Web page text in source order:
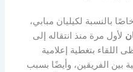
بالنسبة لكيليان مبابي،
لأول مرة منذ انتقاله إلى
اللقاء بتغطية إعلامية
بين الفريقين، وأيضًا بسبب